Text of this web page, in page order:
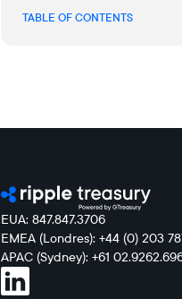
TABLE OF CONTENTS
EUA: 847.847.3706
EMEA (Londres): +44 (0) 203
APAC (Sydney): +61